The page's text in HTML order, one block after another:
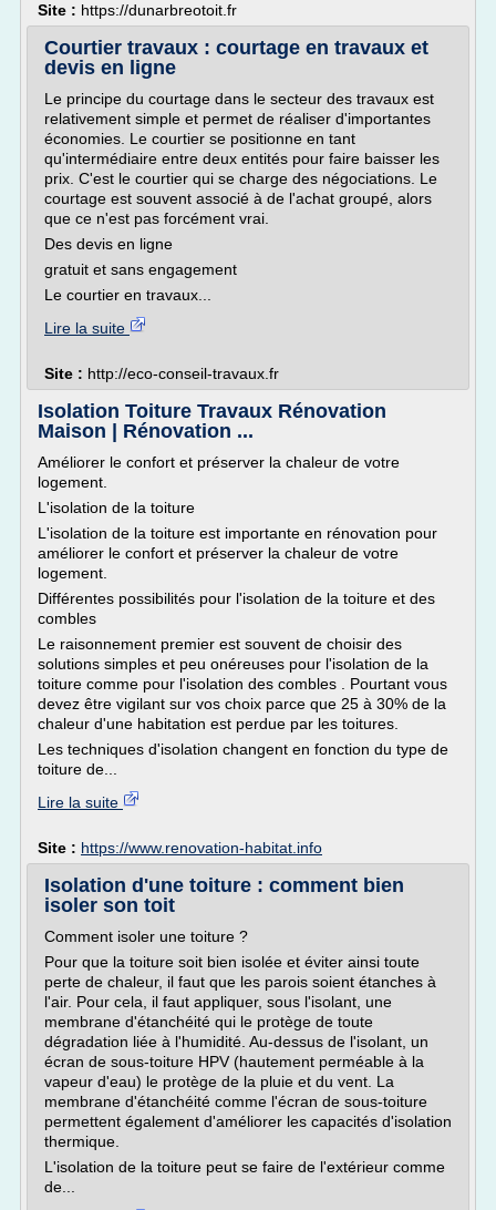
Site : https://dunarbreotoit.fr
Courtier travaux : courtage en travaux et
devis en ligne
Le principe du courtage dans le secteur des travaux est
relativement simple et permet de réaliser d'importantes
économies. Le courtier se positionne en tant
qu'intermédiaire entre deux entités pour faire baisser les
prix. C'est le courtier qui se charge des négociations. Le
courtage est souvent associé à de l'achat groupé, alors
que ce n'est pas forcément vrai.
Des devis en ligne
gratuit et sans engagement
Le courtier en travaux...
Lire la suite
Site : http://eco-conseil-travaux.fr
Isolation Toiture Travaux Rénovation
Maison | Rénovation ...
Améliorer le confort et préserver la chaleur de votre
logement.
L'isolation de la toiture
L'isolation de la toiture est importante en rénovation pour
améliorer le confort et préserver la chaleur de votre
logement.
Différentes possibilités pour l'isolation de la toiture et des
combles
Le raisonnement premier est souvent de choisir des
solutions simples et peu onéreuses pour l'isolation de la
toiture comme pour l'isolation des combles . Pourtant vous
devez être vigilant sur vos choix parce que 25 à 30% de la
chaleur d'une habitation est perdue par les toitures.
Les techniques d'isolation changent en fonction du type de
toiture de...
Lire la suite
Site : https://www.renovation-habitat.info
Isolation d'une toiture : comment bien
isoler son toit
Comment isoler une toiture ?
Pour que la toiture soit bien isolée et éviter ainsi toute
perte de chaleur, il faut que les parois soient étanches à
l'air. Pour cela, il faut appliquer, sous l'isolant, une
membrane d'étanchéité qui le protège de toute
dégradation liée à l'humidité. Au-dessus de l'isolant, un
écran de sous-toiture HPV (hautement perméable à la
vapeur d'eau) le protège de la pluie et du vent. La
membrane d'étanchéité comme l'écran de sous-toiture
permettent également d'améliorer les capacités d'isolation
thermique.
L'isolation de la toiture peut se faire de l'extérieur comme
de...